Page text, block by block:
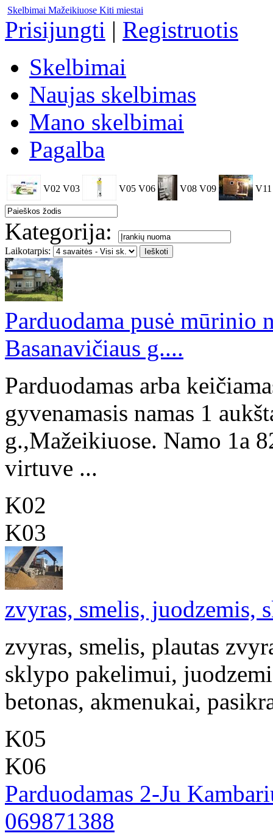
Skelbimai Mažeikiuose Kiti miestai
Prisijungti | Registruotis
Skelbimai
Naujas skelbimas
Mano skelbimai
Pagalba
V02 V03 V05 V06 V08 V09 V11
Kategorija:
Laikotarpis:
Parduodama pusė mūrinio
Basanavičiaus g....
Parduodamas arba
gyvenamasis namas 1
g.,Mažeikiuose. Namo 1a
virtuve ...
K02
K03
zvyras, smelis, juodzemis,
zvyras, smelis, plautas
sklypo pakelimui,
betonas, akmenukai,
K05
K06
Parduodamas 2-Ju
069871388